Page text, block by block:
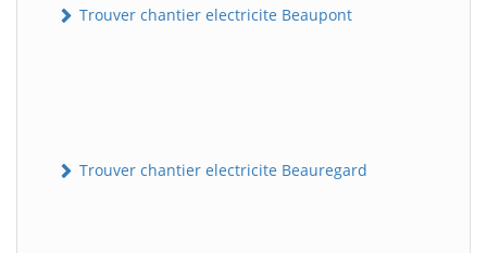
Trouver chantier electricite Beaupont
Trouver chantier electricite Beauregard